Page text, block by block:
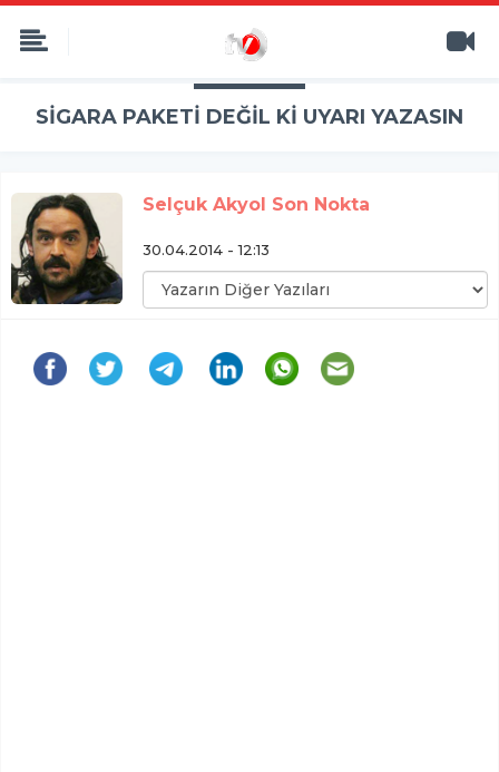
SİGARA PAKETİ DEĞİL Kİ UYARI YAZASIN
Selçuk Akyol Son Nokta
30.04.2014 - 12:13